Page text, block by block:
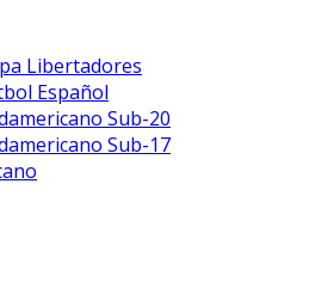
Libertadores
Español
Sub-20
Sub-17